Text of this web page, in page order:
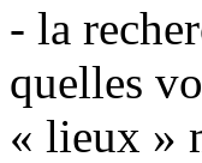
- la
quelles
« lieux »